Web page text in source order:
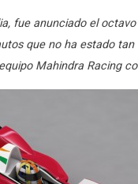
fue anunciado el
que no ha estado
Mahindra Racing